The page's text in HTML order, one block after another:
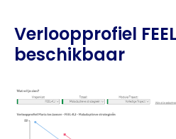
Verloopprofiel
beschikbaar